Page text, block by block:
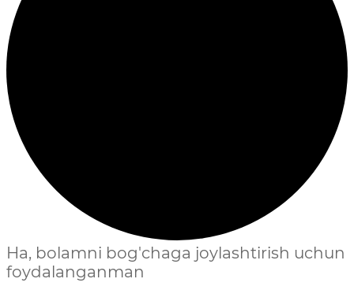
Ha, bolamni bog'chaga joylashtirish uchun
foydalanganman